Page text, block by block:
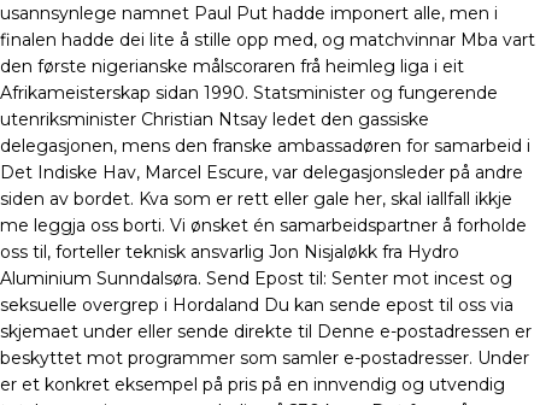
usannsynlege namnet Paul Put hadde imponert alle, men i
finalen hadde dei lite å stille opp med, og matchvinnar Mba vart
den første nigerianske målscoraren frå heimleg liga i eit
Afrikameisterskap sidan 1990. Statsminister og fungerende
utenriksminister Christian Ntsay ledet den gassiske
delegasjonen, mens den franske ambassadøren for samarbeid i
Det Indiske Hav, Marcel Escure, var delegasjonsleder på andre
siden av bordet. Kva som er rett eller gale her, skal iallfall ikkje
me leggja oss borti. Vi ønsket én samarbeidspartner å forholde
oss til, forteller teknisk ansvarlig Jon Nisjaløkk fra Hydro
Aluminium Sunndalsøra. Send Epost til: Senter mot incest og
seksuelle overgrep i Hordaland Du kan sende epost til oss via
skjemaet under eller sende direkte til Denne e-postadressen er
beskyttet mot programmer som samler e-postadresser. Under
er et konkret eksempel på pris på en innvendig og utvendig